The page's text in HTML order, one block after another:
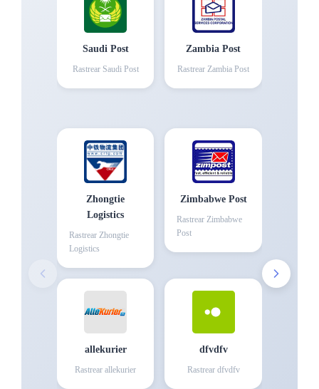
Saudi Post
Rastrear Saudi Post
Zambia Post
Rastrear Zambia Post
Zhongtie
Logistics
Rastrear Zhongtie
Logistics
Zimbabwe Post
Rastrear Zimbabwe
Post
allekurier
Rastrear allekurier
dfvdfv
Rastrear dfvdfv